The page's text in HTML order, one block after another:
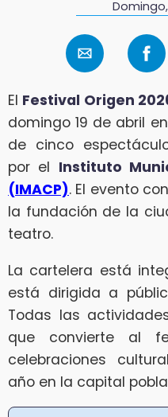
Domingo,
El Festival Origen
domingo 19 de abril en
de cinco
por el Instituto
(IMACP). El evento
la fundación de la
teatro.
La cartelera está
está dirigida a
Todas las
que convierte al
celebraciones
año en la capital